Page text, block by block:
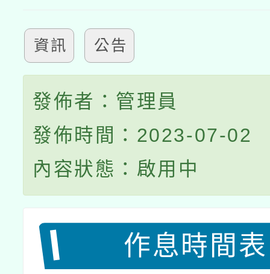
資訊 公告
發佈者：管理員
發佈時間：2023-07-02
內容狀態：啟用中
作息時間表